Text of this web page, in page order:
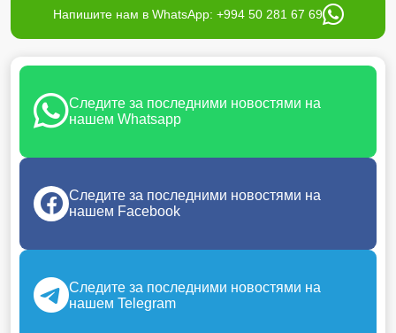
Напишите нам в WhatsApp: +994 50 281 67 69
Следите за последними новостями на
нашем Whatsapp
Следите за последними новостями на
нашем Facebook
Следите за последними новостями на
нашем Telegram